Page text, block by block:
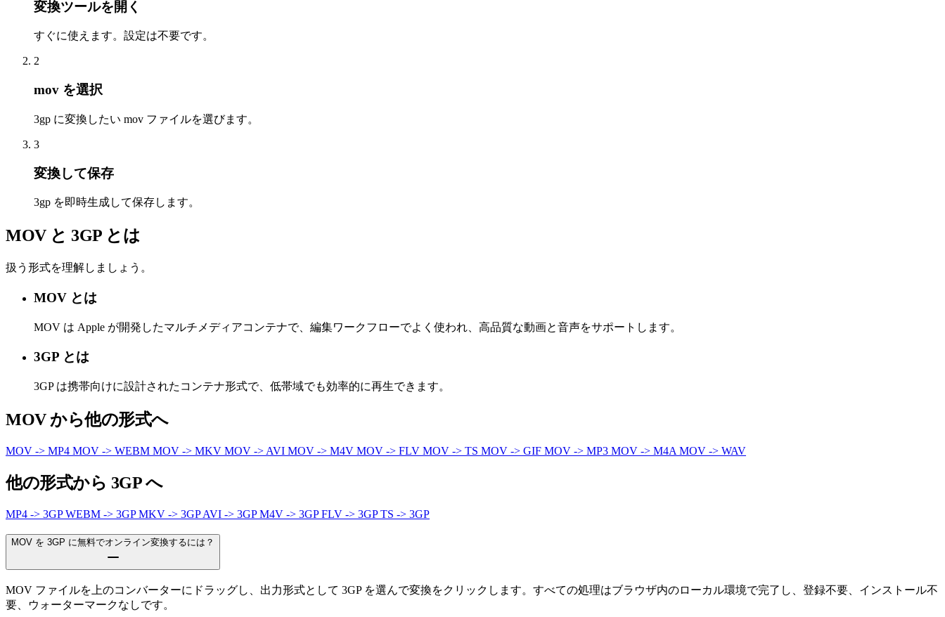
変換ツールを開く
すぐに使えます。設定は不要です。
2
mov を選択
3gp に変換したい mov ファイルを選びます。
3
変換して保存
3gp を即時生成して保存します。
MOV と 3GP とは
扱う形式を理解しましょう。
MOV とは
MOV は Apple が開発したマルチメディアコンテナで、編集ワークフローでよく使われ、高品質な動画と音声をサポートします。
3GP とは
3GP は携帯向けに設計されたコンテナ形式で、低帯域でも効率的に再生できます。
MOV から他の形式へ
MOV -> MP4 MOV -> WEBM MOV -> MKV MOV -> AVI MOV -> M4V MOV -> FLV MOV -> TS MOV -> GIF MOV -> MP3 MOV -> M4A MOV -> WAV
他の形式から 3GP へ
MP4 -> 3GPWEBM -> 3GPMKV -> 3GPAVI -> 3GPM4V -> 3GPFLV -> 3GPTS -> 3GP
MOV を 3GP に無料でオンライン変換するには？
MOV ファイルを上のコンバーターにドラッグし、出力形式として 3GP を選んで変換をクリックします。すべての処理はブラウザ内のローカル環境で完了し、登録不要、インストール不
要、ウォーターマークなしです。